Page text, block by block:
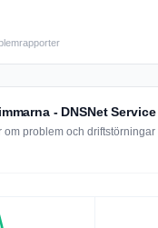
- DNSNet Service
problem och